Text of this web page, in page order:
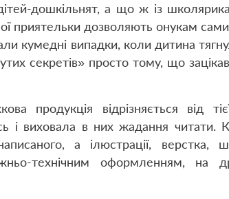
дошкільнят, а що ж із
приятельки дозволяють онукам
кумедні випадки, коли дитина
секретів» просто тому, що
продукція відрізняється від
і виховала в них жадання читати.
а ілюстрації,
технічним оформленням, на